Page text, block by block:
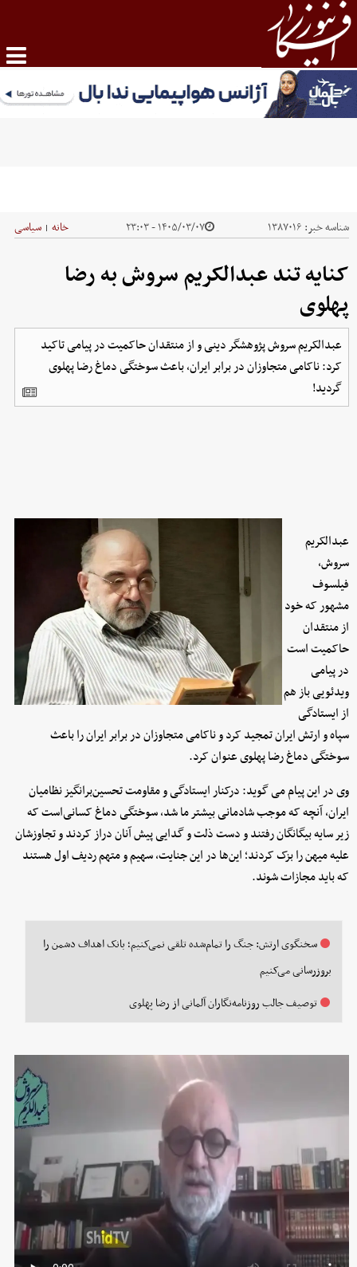
شناسه خبر: ۱۳۸۷۰۱۶ ۱۴۰۵/۰۳/۰۷ - ۲۳:۰۳ خانه | سیاسی
کنایه تند عبدالکریم سروش به رضا
پهلوی
عبدالکریم سروش پژوهشگر دینی و از منتقدان حاکمیت در پیامی تاکید
کرد: ناکامی متجاوزان در برابر ایران، باعث سوختگی دماغ رضا پهلوی
گردید!
عبدالکریم
سروش،
فیلسوف
مشهور که خود
از منتقدان
حاکمیت است
در پیامی
ویدئویی باز هم
از ایستادگی
سپاه و ارتش ایران تمجید کرد و ناکامی متجاوزان در برابر ایران را باعث
سوختگی دماغ رضا پهلوی عنوان کرد.
وی در این پیام می گوید: درکنار ایستادگی و مقاومت تحسین‌برانگیز نظامیان
ایران، آنچه که موجب شادمانی بیشتر ما شد، سوختگی دماغ کسانی‌است که
زیر سایه بیگانگان رفتند و دست ذلت و گدایی پیش آنان دراز کردند و تجاوزشان
علیه میهن را بزک کردند؛ این‌ها در این جنایت، سهیم و متهم ردیف اول هستند
که باید مجازات شوند.
سخنگوی ارتش: جنگ را تمام‌شده تلقی نمی‌کنیم؛ بانک اهداف دشمن را
بروزرسانی می‌کنیم
توصیف جالب روزنامه‌نگاران آلمانی از رضا پهلوی